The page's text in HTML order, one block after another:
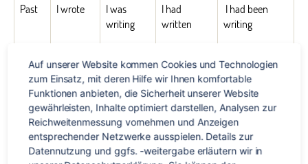
Past I wrote
I was
writing
I had
written
I had been
writing
Condi
tional
I would
write
I would
be writing
I would
have
written
I would have
been writing
Auf unserer Website kommen Cookies und Technologien
zum Einsatz, mit deren Hilfe wir Ihnen komfortable
Funktionen anbieten, die Sicherheit unserer Website
gewährleisten, Inhalte optimiert darstellen, Analysen zur
Reichweitenmessung vornehmen und Anzeigen
entsprechender Netzwerke ausspielen. Details zur
Datennutzung und ggfs. -weitergabe erläutern wir in